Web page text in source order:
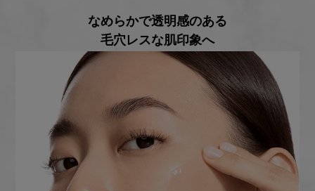
なめらかで透明感のある
毛穴レスな肌印象へ